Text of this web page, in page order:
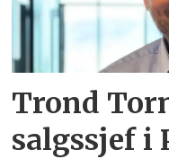
Trond
salgssjef i